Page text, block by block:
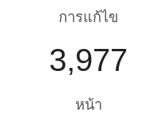
การแก้ไข
3,977
หน้า